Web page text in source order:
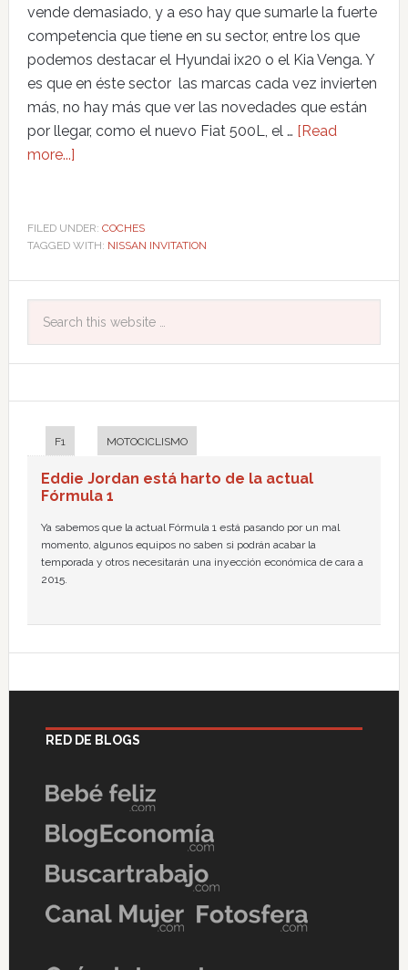
vende demasiado, y a eso hay que sumarle la fuerte
competencia que tiene en su sector, entre los que
podemos destacar el Hyundai ix20 o el Kia Venga. Y
es que en éste sector las marcas cada vez invierten
más, no hay más que ver las novedades que están
por llegar, como el nuevo Fiat 500L, el … [Read
more...]
FILED UNDER: COCHES
TAGGED WITH: NISSAN INVITATION
F1 MOTOCICLISMO
Eddie Jordan está harto de la actual
Fórmula 1
Ya sabemos que la actual Fórmula 1 está pasando por un mal
momento, algunos equipos no saben si podrán acabar la
temporada y otros necesitarán una inyección económica de cara a
2015.
RED DE BLOGS